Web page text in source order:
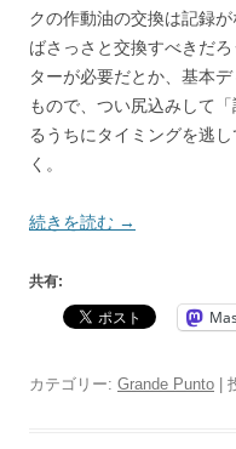
クの作動油の交換は記録
ばさっさと交換すべきだ
ターが必要だとか、基本
もので、つい尻込みして
るうちにタイミングを逃
く。
続きを読む →
共有:
カテゴリー: Grande Punto |